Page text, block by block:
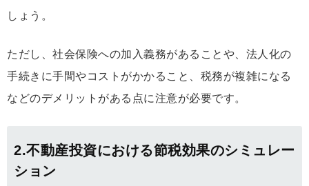
しょう。
ただし、社会保険への加入義務があることや、法人化の
手続きに手間やコストがかかること、税務が複雑になる
などのデメリットがある点に注意が必要です。
2.不動産投資における節税効果のシミュレー
ション